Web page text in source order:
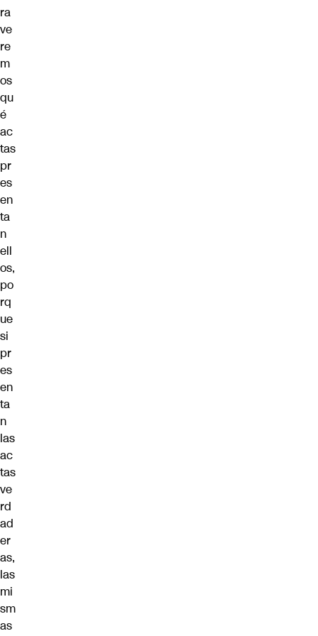
ra
ve
re
m
os
qu
é
ac
tas
pr
es
en
ta
n
ell
os,
po
rq
ue
si
pr
es
en
ta
n
las
ac
tas
ve
rd
ad
er
as,
las
mi
sm
as